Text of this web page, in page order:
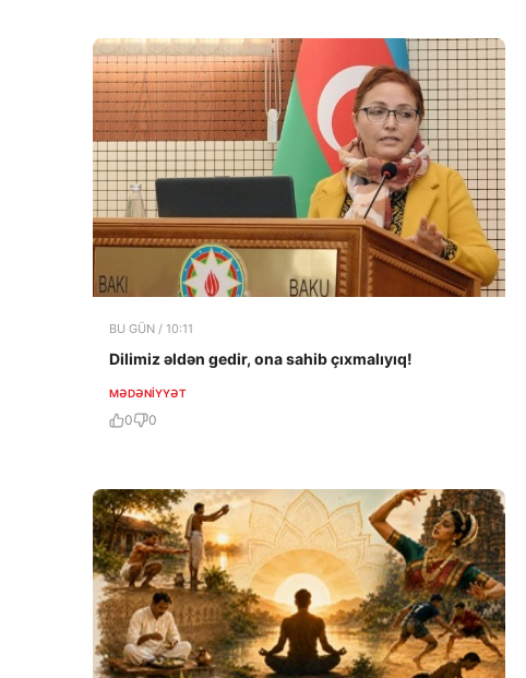
BU GÜN / 10:11
Dilimiz əldən gedir, ona sahib çıxmalıyıq!
MƏDƏNIYYƏT
0 0